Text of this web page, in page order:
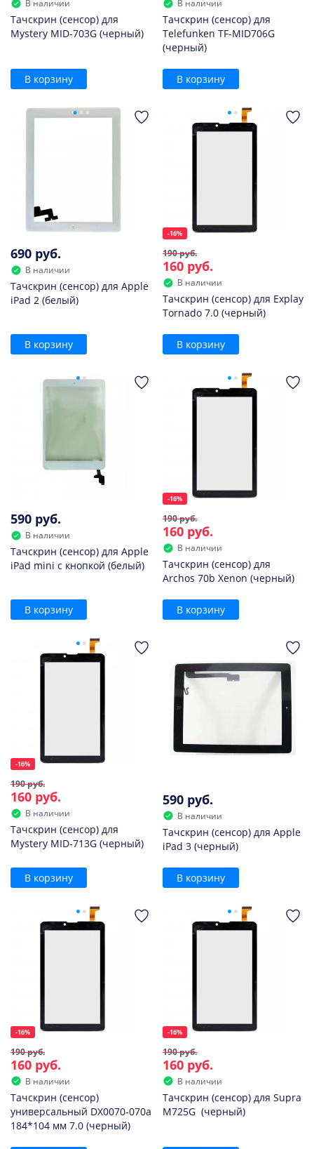
В наличии
Тачскрин (сенсор) для
Mystery MID-703G (черный)
В корзину
В наличии
Тачскрин (сенсор) для
Telefunken TF-MID706G
(черный)
В корзину
690 руб.
В наличии
Тачскрин (сенсор) для Apple
iPad 2 (белый)
В корзину
-16%
190 руб.
160 руб.
В наличии
Тачскрин (сенсор) для Explay
Tornado 7.0 (черный)
В корзину
590 руб.
В наличии
Тачскрин (сенсор) для Apple
iPad mini с кнопкой (белый)
В корзину
-16%
190 руб.
160 руб.
В наличии
Тачскрин (сенсор) для
Archos 70b Xenon (черный)
В корзину
-16%
190 руб.
160 руб.
В наличии
Тачскрин (сенсор) для
Mystery MID-713G (черный)
В корзину
590 руб.
В наличии
Тачскрин (сенсор) для Apple
iPad 3 (черный)
В корзину
-16%
190 руб.
160 руб.
В наличии
Тачскрин (сенсор)
универсальный DX0070-070a
184*104 мм 7.0 (черный)
-16%
190 руб.
160 руб.
В наличии
Тачскрин (сенсор) для Supra
M725G (черный)